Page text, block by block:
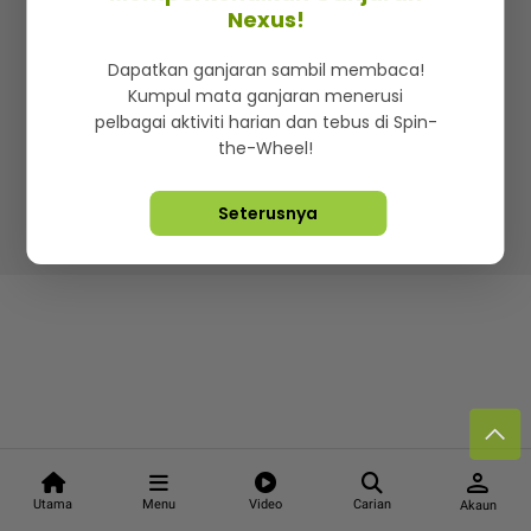
Utama Menu Video Carian
person
Akaun
Iklan di SMG360
Terma & Syarat Dasar Privasi
Lebih hot, viral dan sensasi
Hakcipta Terpelihara ©2026. Star Media Group Berhad
Nexus!
Dapatkan ganjaran sambil membaca!
Kumpul mata ganjaran menerusi
pelbagai aktiviti harian dan tebus di Spin-
the-Wheel!
Seterusnya